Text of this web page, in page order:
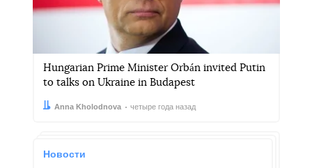
Hungarian Prime Minister Orbán invited Putin
to talks on Ukraine in Budapest
Автор:Anna Kholodnova
Дата: четыре года назад
Новости